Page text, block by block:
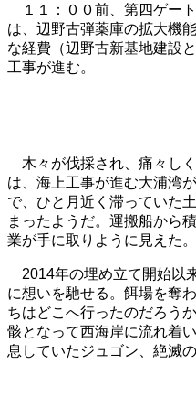
１１：００前、第四ゲー
は、辺野古弾薬庫の拡大機
な経費（辺野古新基地建設
工事が進む。
木々が伐採され、痛々し
は、海上工事が進む大浦湾
で、ひと月近く滞っていた
まったようだ。運搬船から
業が手に取りように見えた。
2014年の埋め立て開始以
に想いを馳せる。餌場を奪
ちはどこへ行ったのだろう
骸となって西海岸に流れ着
息していたジュゴン、絶滅